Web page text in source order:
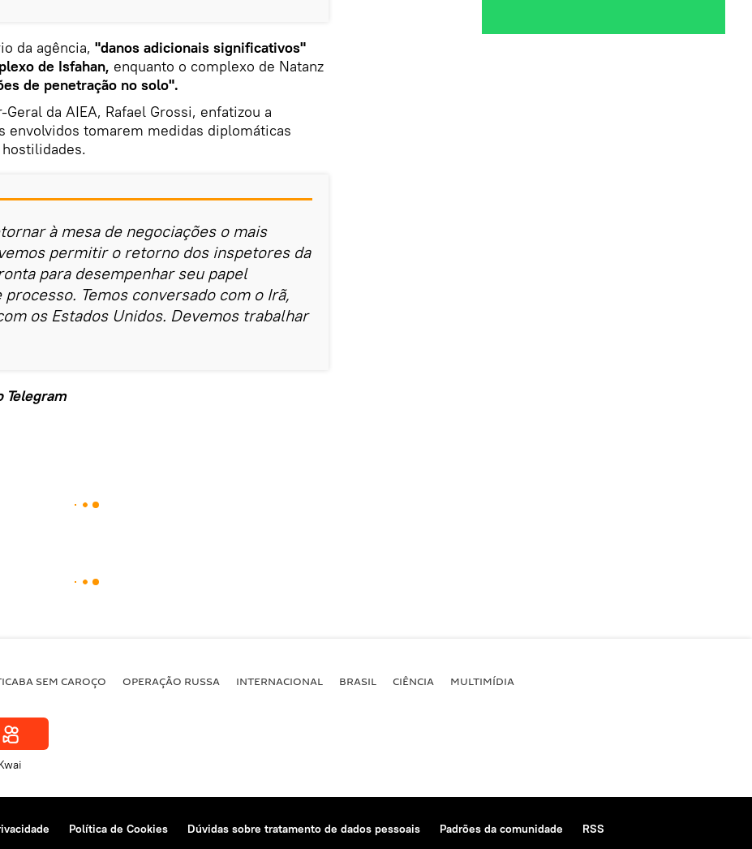
da agência, "danos adicionais significativos"
de Isfahan, enquanto o complexo de Natanz
de penetração no solo".
da AIEA, Rafael Grossi, enfatizou a
envolvidos tomarem medidas diplomáticas
à mesa de negociações o mais
permitir o retorno dos inspetores da
para desempenhar seu papel
Temos conversado com o Irã,
os Estados Unidos. Devemos trabalhar
Telegram
SEM CAROÇO OPERAÇÃO RUSSA INTERNACIONAL BRASIL CIÊNCIA MULTIMÍDIA
Política de Cookies Dúvidas sobre tratamento de dados pessoais Padrões da comunidade
RSS